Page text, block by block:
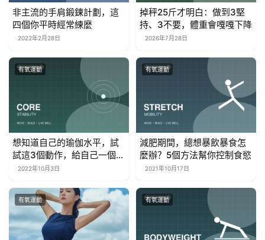
非主流的手肩鍛鍊計劃，這
四個你平時經常練麼
2022年2月28日
掉秤25斤才明白：做到3堅
持、3不要，體重會嘎嘎下降
2026年7月28日
有氧運動
想知道自己的瑜伽水平，試
試這3個動作，給自己一個清
晰的定位
2022年10月3日
有氧運動
減肥期間，總想暴飲暴食怎
麼辦？5個方法幫你控制食慾
2021年10月17日
有氧運動 有氧運動